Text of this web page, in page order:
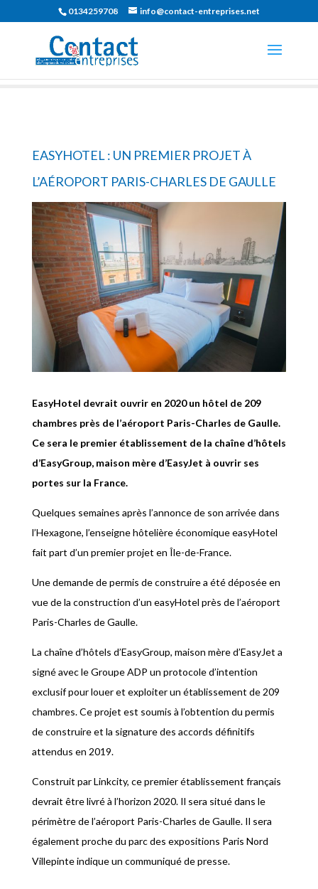
0134259708 info@contact-entreprises.net
EASYHOTEL : UN PREMIER PROJET À
L’AÉROPORT PARIS-CHARLES DE GAULLE
EasyHotel devrait ouvrir en 2020 un hôtel de 209
chambres près de l’aéroport Paris-Charles de Gaulle.
Ce sera le premier établissement de la chaîne d’hôtels
d’EasyGroup, maison mère d’EasyJet à ouvrir ses
portes sur la France.
Quelques semaines après l’annonce de son arrivée dans
l’Hexagone, l’enseigne hôtelière économique easyHotel
fait part d’un premier projet en Île-de-France.
Une demande de permis de construire a été déposée en
vue de la construction d’un easyHotel près de l’aéroport
Paris-Charles de Gaulle.
La chaîne d’hôtels d’EasyGroup, maison mère d’EasyJet a
signé avec le Groupe ADP un protocole d’intention
exclusif pour louer et exploiter un établissement de 209
chambres. Ce projet est soumis à l’obtention du permis
de construire et la signature des accords définitifs
attendus en 2019.
Construit par Linkcity, ce premier établissement français
devrait être livré à l’horizon 2020. Il sera situé dans le
périmètre de l’aéroport Paris-Charles de Gaulle. Il sera
également proche du parc des expositions Paris Nord
Villepinte indique un communiqué de presse.